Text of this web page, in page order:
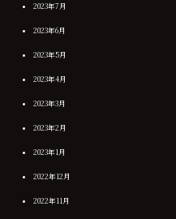
2023年7月
2023年6月
2023年5月
2023年4月
2023年3月
2023年2月
2023年1月
2022年12月
2022年11月